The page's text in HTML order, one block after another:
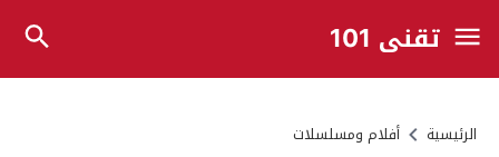
تقني 101
الرئيسية أفلام ومسلسلات